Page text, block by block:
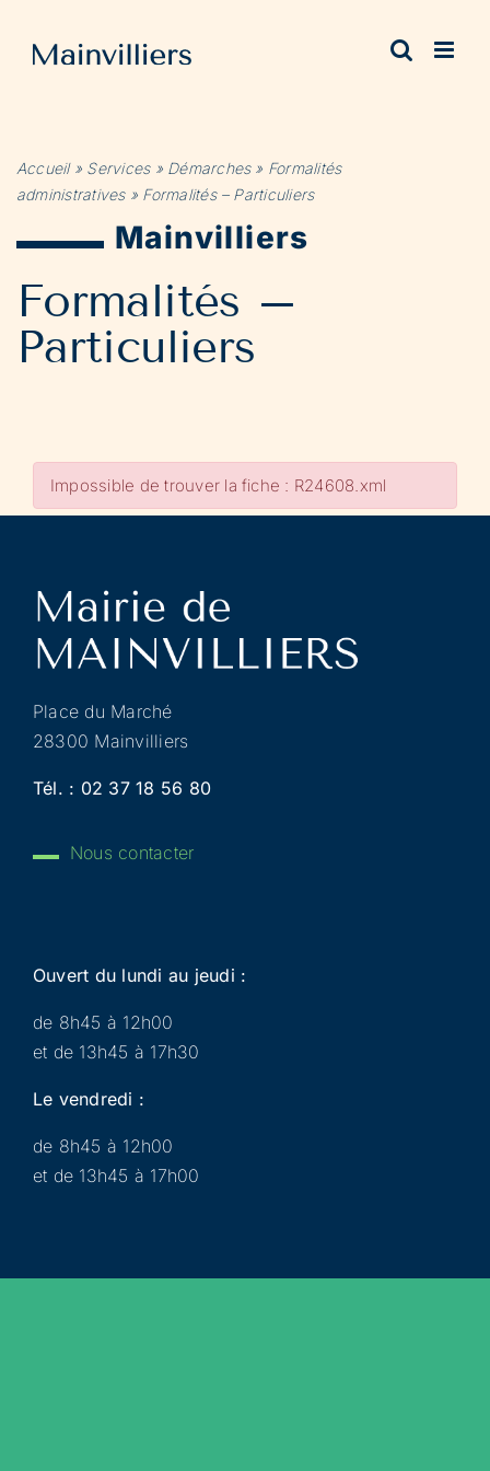
contenu
Accueil» Services» Démarches» Formalités
administratives» Formalités – Particuliers
Mainvilliers
Formalités –
Particuliers
Impossible de trouver la fiche : R24608.xml
Place du Marché
28300 Mainvilliers
Tél. : 02 37 18 56 80
Nous contacter
Ouvert du lundi au jeudi :
de 8h45 à 12h00
et de 13h45 à 17h30
Le vendredi :
de 8h45 à 12h00
et de 13h45 à 17h00